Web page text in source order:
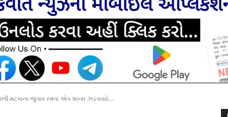
મટકાના જુગાર રમતા એક શખ્સ ઝડપાયો....